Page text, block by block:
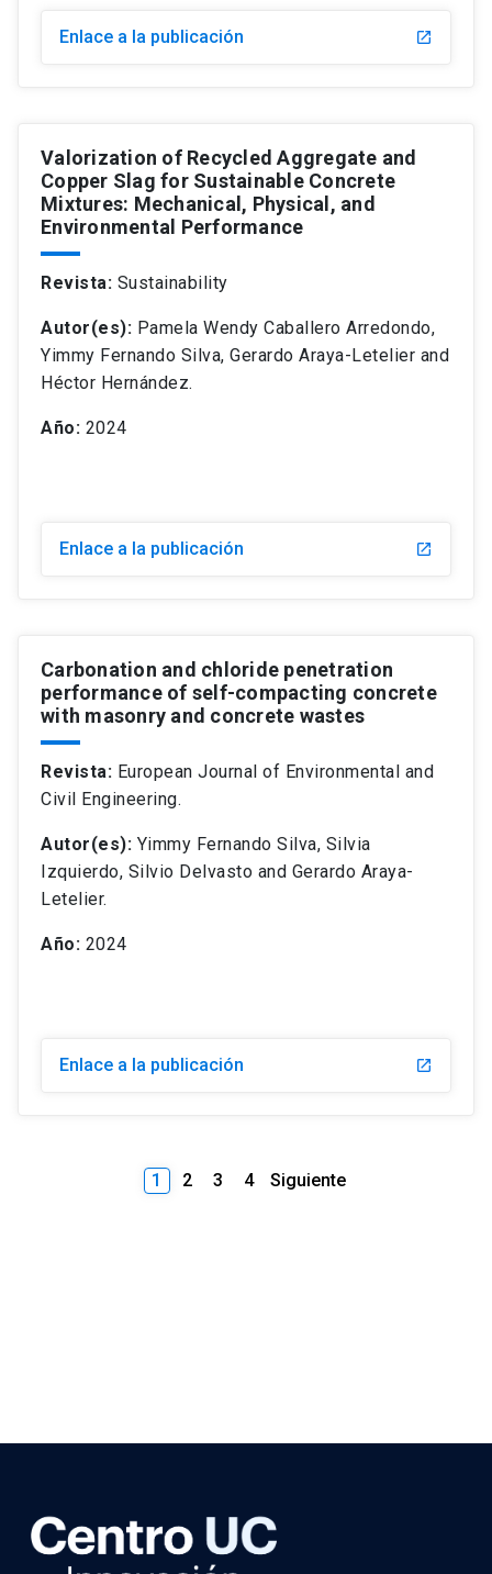
Enlace a la publicación
Valorization of Recycled Aggregate and
Copper Slag for Sustainable Concrete
Mixtures: Mechanical, Physical, and
Environmental Performance
Revista: Sustainability
Autor(es): Pamela Wendy Caballero Arredondo,
Yimmy Fernando Silva, Gerardo Araya-Letelier and
Héctor Hernández.
Año: 2024
Enlace a la publicación
Carbonation and chloride penetration
performance of self-compacting concrete
with masonry and concrete wastes
Revista: European Journal of Environmental and
Civil Engineering.
Autor(es): Yimmy Fernando Silva, Silvia
Izquierdo, Silvio Delvasto and Gerardo Araya-
Letelier.
Año: 2024
Enlace a la publicación
1 2 3 4 Siguiente